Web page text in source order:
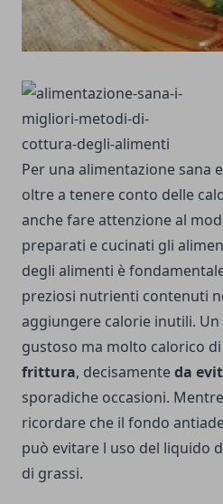
Per una alimentazione sana
oltre a tenere conto delle
anche fare attenzione al
preparati e cucinati gli
degli alimenti è
preziosi nutrienti contenuti
aggiungere calorie inutili.
gustoso ma molto calorico
frittura, decisamenteda
sporadiche occasioni.
ricordare che il fondo
può evitare l uso del liquido
di grassi.